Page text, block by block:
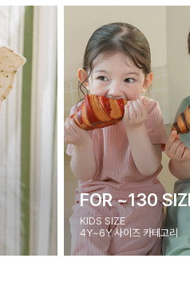
FOR ~130
KIDS SIZE
4Y~6Y 사이즈 카테고리